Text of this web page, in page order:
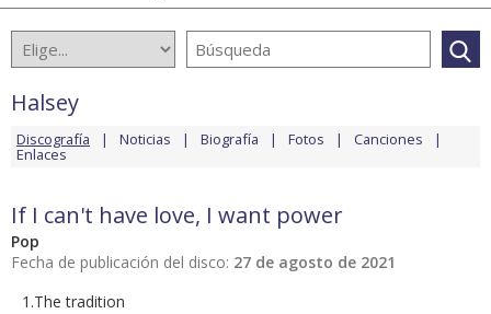
Halsey
Discografía Noticias Biografía Fotos Canciones
Enlaces
If I can't have love, I want power
Pop
Fecha de publicación del disco: 27 de agosto de 2021
1.The tradition